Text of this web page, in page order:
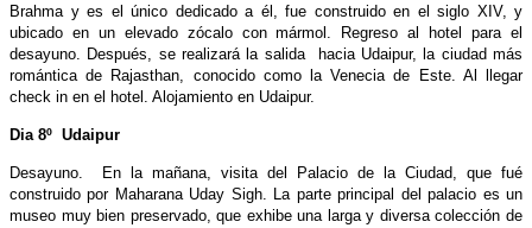
Brahma y es el único dedicado a él, fue construido en el siglo XIV, y
ubicado en un elevado zócalo con mármol. Regreso al hotel para el
desayuno.
Después, se realizará la salida hacia Udaipur, la ciudad más
romántica de Rajasthan, conocido como la Venecia de Este. Al llegar
check in en el hotel. Alojamiento en Udaipur.
Dia 8º Udaipur
Desayuno. En la mañana, visita del Palacio de la Ciudad , que fué
construido por Maharana Uday Sigh. La parte principal del palacio es un
museo muy bien preservado, que exhibe una larga y diversa colección de